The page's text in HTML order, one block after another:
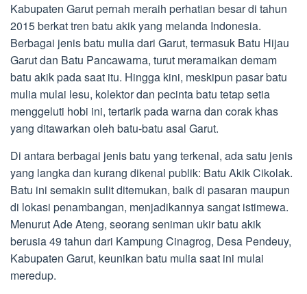
Kabupaten Garut pernah meraih perhatian besar di tahun
2015 berkat tren batu akik yang melanda Indonesia.
Berbagai jenis batu mulia dari Garut, termasuk Batu Hijau
Garut dan Batu Pancawarna, turut meramaikan demam
batu akik pada saat itu. Hingga kini, meskipun pasar batu
mulia mulai lesu, kolektor dan pecinta batu tetap setia
menggeluti hobi ini, tertarik pada warna dan corak khas
yang ditawarkan oleh batu-batu asal Garut.
Di antara berbagai jenis batu yang terkenal, ada satu jenis
yang langka dan kurang dikenal publik: Batu Akik Cikolak.
Batu ini semakin sulit ditemukan, baik di pasaran maupun
di lokasi penambangan, menjadikannya sangat istimewa.
Menurut Ade Ateng, seorang seniman ukir batu akik
berusia 49 tahun dari Kampung Cinagrog, Desa Pendeuy,
Kabupaten Garut, keunikan batu mulia saat ini mulai
meredup.